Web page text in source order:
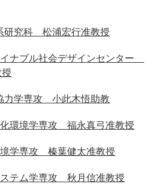
究科 松浦宏行准教授
ナブル社会デザインセンター
学専攻 小此木悟助教
環境学専攻 福永真弓准教授
学専攻 榛葉健太准教授
テム学専攻 秋月信准教授